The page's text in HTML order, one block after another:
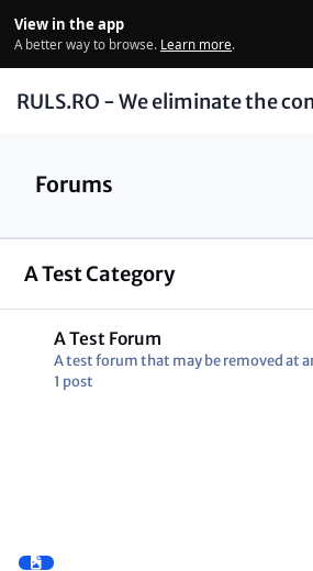
View in the app
A better way to browse. Learn more.
RULS.RO - We eliminate the
Forums
A Test Category
A Test Forum
A test forum that may be removed at
1 post